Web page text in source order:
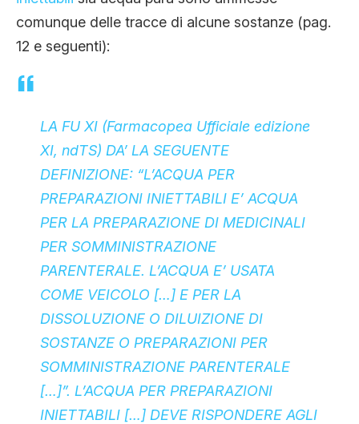
comunque delle tracce di alcune sostanze (pag.
12 e seguenti):
LA FU XI (Farmacopea Ufficiale edizione
XI, ndTS) DA’ LA SEGUENTE
DEFINIZIONE: “L’ACQUA PER
PREPARAZIONI INIETTABILI E’ ACQUA
PER LA PREPARAZIONE DI MEDICINALI
PER SOMMINISTRAZIONE
PARENTERALE. L’ACQUA E’ USATA
COME VEICOLO […] E PER LA
DISSOLUZIONE O DILUIZIONE DI
SOSTANZE O PREPARAZIONI PER
SOMMINISTRAZIONE PARENTERALE
[…]”. L’ACQUA PER PREPARAZIONI
INIETTABILI […] DEVE RISPONDERE AGLI